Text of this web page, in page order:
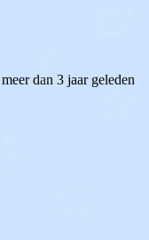
meer dan 3 jaar geleden